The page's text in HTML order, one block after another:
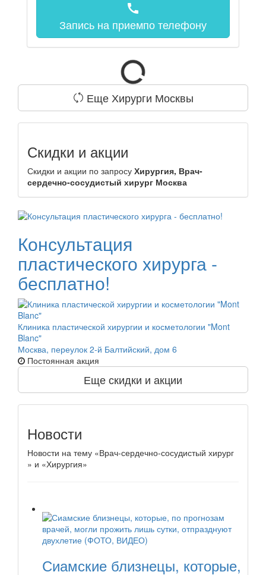
call
Запись на приемпо телефону
Еще Хирурги Москвы
Скидки и акции
Скидки и акции по запросу Хирургия, Врач-
сердечно-сосудистый хирург Москва
Консультация
пластического хирурга -
бесплатно!
Клиника пластической хирургии и косметологии "Mont
Blanc"
Москва, переулок 2-й Балтийский, дом 6
Постоянная акция
Еще скидки и акции
Новости
Новости на тему «Врач-сердечно-сосудистый хирург
» и «Хирургия»
Сиамские близнецы, которые,